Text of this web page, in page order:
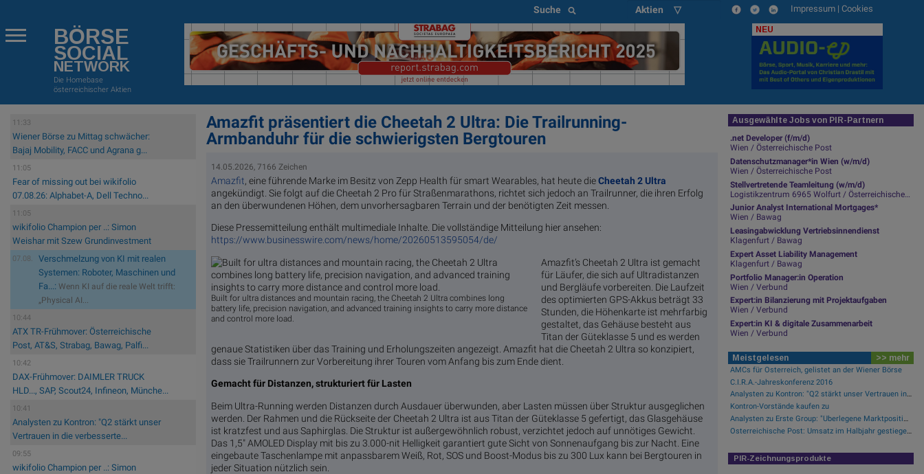
Suche Aktien ▽ Impressum | Cookies
BÖRSE
SOCIAL
NETWORK
Die Homebase
österreichischer Aktien
NEU
11:33
Wiener Börse zu Mittag schwächer:
Bajaj Mobility, FACC und Agrana g...
11:05
Fear of missing out bei wikifolio
07.08.26: Alphabet-A, Dell Techno...
11:05
wikifolio Champion per ..: Simon
Weishar mit Szew Grundinvestment
07.08.
Verschmelzung von KI mit realen
Systemen: Roboter, Maschinen und
Fa...: Wenn KI auf die reale Welt trifft:
„Physical AI...
10:44
ATX TR-Frühmover: Österreichische
Post, AT&S, Strabag, Bawag, Palfi...
10:42
DAX-Frühmover: DAIMLER TRUCK
HLD..., SAP, Scout24, Infineon, Münche...
10:41
Analysten zu Kontron: "Q2 stärkt unser
Vertrauen in die verbesserte...
09:55
wikifolio Champion per ..: Simon
Amazfit präsentiert die Cheetah 2 Ultra: Die Trailrunning-
Armbanduhr für die schwierigsten Bergtouren
14.05.2026, 7166 Zeichen
Amazfit, eine führende Marke im Besitz von Zepp Health für smart Wearables, hat heute dieCheetah 2 Ultra
angekündigt. Sie folgt auf die Cheetah 2 Pro für Straßenmarathons, richtet sich jedoch an Trailrunner, die ihren Erfolg
an den überwundenen Höhen, dem unvorhersagbaren Terrain und der benötigten Zeit messen.
Diese Pressemitteilung enthält multimediale Inhalte. Die vollständige Mitteilung hier ansehen:
https://www.businesswire.com/news/home/20260513595054/de/
Built for ultra distances and mountain racing, the Cheetah 2 Ultra combines long
battery life, precision navigation, and advanced training insights to carry more distance
and control more load.
Amazfit’s Cheetah 2 Ultra ist gemacht
für Läufer, die sich auf Ultradistanzen
und Bergläufe vorbereiten. Die Laufzeit
des optimierten GPS-Akkus beträgt 33
Stunden, die Höhenkarte ist mehrfarbig
gestaltet, das Gehäuse besteht aus
Titan der Güteklasse 5 und es werden
genaue Statistiken über das Training und Erholungszeiten angezeigt. Amazfit hat die Cheetah 2 Ultra so konzipiert,
dass sie Trailrunnern zur Vorbereitung ihrer Touren vom Anfang bis zum Ende dient.
Gemacht für Distanzen, strukturiert für Lasten
Beim Ultra-Running werden Distanzen durch Ausdauer überwunden, aber Lasten müssen über Struktur ausgeglichen
werden. Der Rahmen und die Rückseite der Cheetah 2 Ultra ist aus Titan der Güteklasse 5 gefertigt, das Glasgehäuse
ist kratzfest und aus Saphirglas. Die Struktur ist außergewöhnlich robust, verzichtet jedoch auf unnötiges Gewicht.
Das 1,5" AMOLED Display mit bis zu 3.000-nit Helligkeit garantiert gute Sicht von Sonnenaufgang bis zur Nacht. Eine
eingebaute Taschenlampe mit anpassbarem Weiß, Rot, SOS und Boost-Modus bis zu 300 Lux kann bei Bergtouren in
jeder Situation nützlich sein.
Ausgewählte Jobs von PIR-Partnern
.net Developer (f/m/d)
Wien / Österreichische Post
Datenschutzmanager*in Wien (w/m/d)
Wien / Österreichische Post
Stellvertretende Teamleitung (w/m/d)
Logistikzentrum 6965 Wolfurt / Österreichische Post
Junior Analyst International Mortgages*
Wien / Bawag
Leasingabwicklung Vertriebsinnendienst
Klagenfurt / Bawag
Expert Asset Liability Management
Klagenfurt / Bawag
Portfolio Manager:in Operation
Wien / Verbund
Expert:in Bilanzierung mit Projektaufgaben
Wien / Verbund
Expert:in KI & digitale Zusammenarbeit
Wien / Verbund
Meistgelesen >> mehr
AMCs für Österreich, gelistet an der Wiener Börse
C.I.R.A.-Jahreskonferenz 2016
Analysten zu Kontron: "Q2 stärkt unser Vertrauen in die verbesserte operative Qualität"
Kontron-Vorstände kaufen zu
Analysten zu Erste Group: "Überlegene Marktpositionierung nicht im Bewertungsniveau reflektiert"
Österreichische Post: Umsatz im Halbjahr gestiegen, Ergebnis rückläufig
PIR-Zeichnungsprodukte